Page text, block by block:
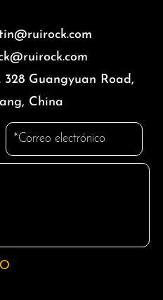
328 Guangyuan Road,
China